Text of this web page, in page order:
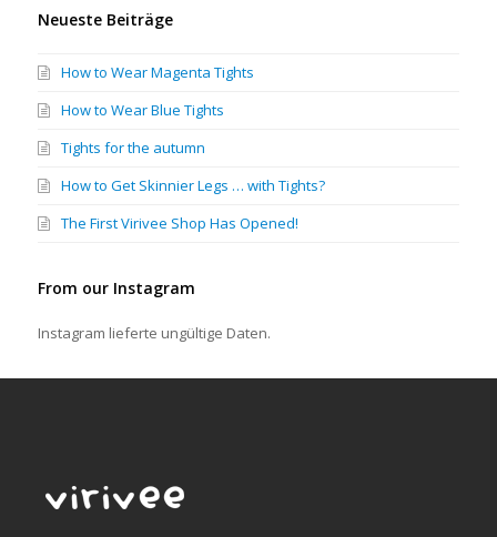
Neueste Beiträge
How to Wear Magenta Tights
How to Wear Blue Tights
Tights for the autumn
How to Get Skinnier Legs … with Tights?
The First Virivee Shop Has Opened!
From our Instagram
Instagram lieferte ungültige Daten.